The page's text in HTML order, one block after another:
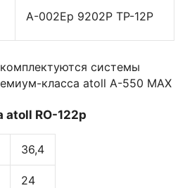
A-002Ep 9202P TP-12P
системы
класса atoll A-550 MAX
atoll RO-122p
36,4
24